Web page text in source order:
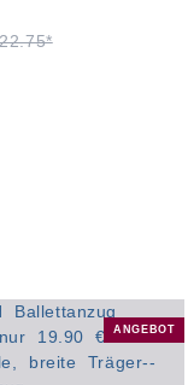
22.75*
ANGEBOT